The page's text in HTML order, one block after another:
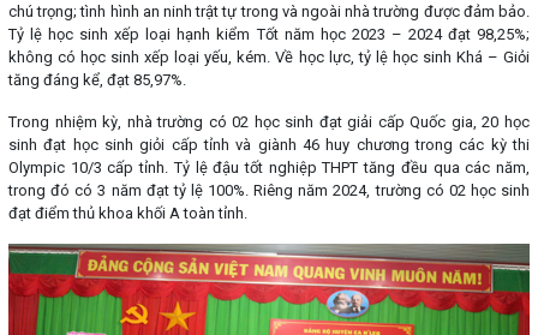
chú trọng; tình hình an ninh trật tự trong và ngoài nhà trường được đảm bảo.
Tỷ lệ học sinh xếp loại hạnh kiểm Tốt năm học 2023 – 2024 đạt 98,25%;
không có học sinh xếp loại yếu, kém. Về học lực, tỷ lệ học sinh Khá – Giỏi
tăng đáng kể, đạt 85,97%.
Trong nhiệm kỳ, nhà trường có 02 học sinh đạt giải cấp Quốc gia, 20 học
sinh đạt học sinh giỏi cấp tỉnh và giành 46 huy chương trong các kỳ thi
Olympic 10/3 cấp tỉnh. Tỷ lệ đậu tốt nghiệp THPT tăng đều qua các năm,
trong đó có 3 năm đạt tỷ lệ 100%. Riêng năm 2024, trường có 02 học sinh
đạt điểm thủ khoa khối A toàn tỉnh.